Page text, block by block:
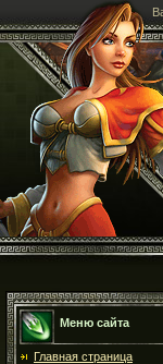
Меню сайта
Главная страница